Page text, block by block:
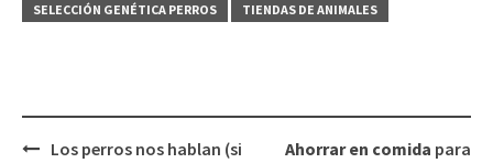
SELECCIÓN GENÉTICA PERROS
TIENDAS DE ANIMALES
Navegación
Los perros nos hablan (si
Ahorrar en comida para